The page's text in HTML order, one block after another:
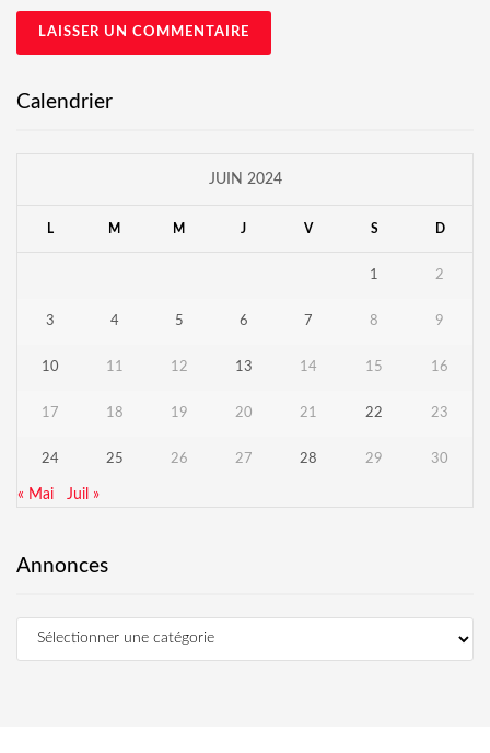
Calendrier
JUIN 2024
L M M J V S D
1 2
3 4 5 6 7 8 9
10 11 12 13 14 15 16
17 18 19 20 21 22 23
24 25 26 27 28 29 30
« Mai Juil »
Annonces